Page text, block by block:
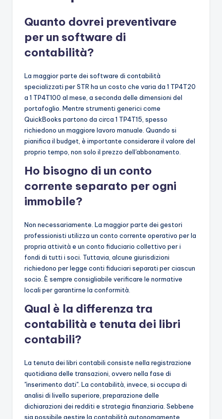
Quanto dovrei preventivare
per un software di
contabilità?
La maggior parte dei software di contabilità
specializzati per STR ha un costo che varia da 1 TP4T20
a 1 TP4T100 al mese, a seconda delle dimensioni del
portafoglio. Mentre strumenti generici come
QuickBooks partono da circa 1 TP4T15, spesso
richiedono un maggiore lavoro manuale. Quando si
pianifica il budget, è importante considerare il valore del
proprio tempo, non solo il prezzo dell'abbonamento.
Ho bisogno di un conto
corrente separato per ogni
immobile?
Non necessariamente. La maggior parte dei gestori
professionisti utilizza un conto corrente operativo per la
propria attività e un conto fiduciario collettivo per i
fondi di tutti i soci. Tuttavia, alcune giurisdizioni
richiedono per legge conti fiduciari separati per ciascun
socio. È sempre consigliabile verificare le normative
locali per garantirne la conformità.
Qual è la differenza tra
contabilità e tenuta dei libri
contabili?
La tenuta dei libri contabili consiste nella registrazione
quotidiana delle transazioni, ovvero nella fase di
"inserimento dati". La contabilità, invece, si occupa di
analisi di livello superiore, preparazione delle
dichiarazioni dei redditi e strategia finanziaria. Sebbene
sia possibile gestire la contabilità autonomamente